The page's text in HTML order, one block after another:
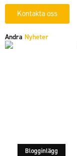
Kontakta oss
Andra Nyheter
Blogginlägg